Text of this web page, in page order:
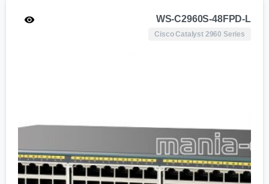
WS-C2960S-48FPD-L
Cisco Catalyst 2960 Series